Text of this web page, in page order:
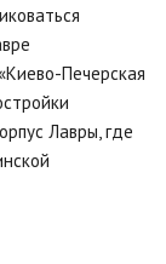
Печерская
Лавры, где